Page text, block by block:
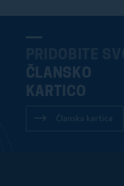
ČLANSKO
KARTICO
Članska kartica